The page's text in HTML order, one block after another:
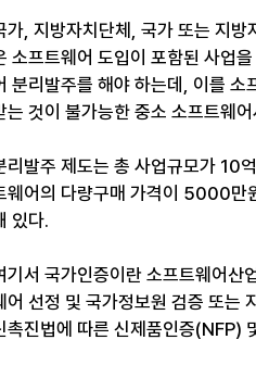
가, 지방자치단체, 국가 또는 지
소프트웨어 도입이 포함된 사업
분리발주를 해야 하는데, 이를 소
는 것이 불가능한 중소 소프트웨
리발주 제도는 총 사업규모가 10
웨어의 다량구매 가격이 5000만
있다.
기서 국가인증이란 소프트웨어산
어 선정 및 국가정보원 검증 또는
촉진법에 따른 신제품인증(NFP)